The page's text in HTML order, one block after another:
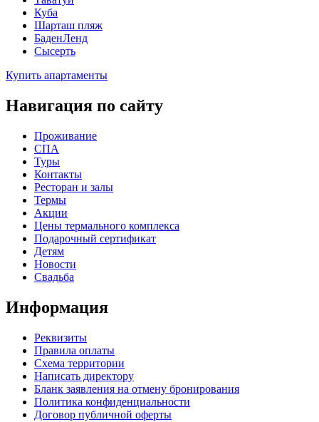
Куба
Шарташ пляж
БаденЛенд
Сысерть
Купить апартаменты
Навигация по сайту
Проживание
СПА
Туры
Контакты
Ресторан и залы
Термы
Акции
Цены термального комплекса
Подарочный сертификат
Детям
Новости
Свадьба
Информация
Реквизиты
Правила оплаты
Схема территории
Написать директору
Бланк заявления на отмену бронирования
Политика конфиденциальности
Договор публичной оферты